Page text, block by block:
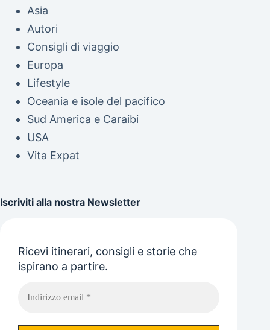
Asia
Autori
Consigli di viaggio
Europa
Lifestyle
Oceania e isole del pacifico
Sud America e Caraibi
USA
Vita Expat
Iscriviti alla nostra Newsletter
Ricevi itinerari, consigli e storie che
ispirano a partire.